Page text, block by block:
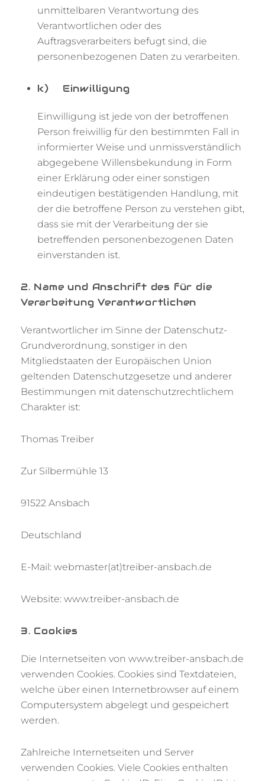
unmittelbaren Verantwortung des
Verantwortlichen oder des
Auftragsverarbeiters befugt sind, die
personenbezogenen Daten zu verarbeiten.
k) Einwilligung
Einwilligung ist jede von der betroffenen
Person freiwillig für den bestimmten Fall in
informierter Weise und unmissverständlich
abgegebene Willensbekundung in Form
einer Erklärung oder einer sonstigen
eindeutigen bestätigenden Handlung, mit
der die betroffene Person zu verstehen gibt,
dass sie mit der Verarbeitung der sie
betreffenden personenbezogenen Daten
einverstanden ist.
2. Name und Anschrift des für die
Verarbeitung Verantwortlichen
Verantwortlicher im Sinne der Datenschutz-
Grundverordnung, sonstiger in den
Mitgliedstaaten der Europäischen Union
geltenden Datenschutzgesetze und anderer
Bestimmungen mit datenschutzrechtlichem
Charakter ist:
Thomas Treiber
Zur Silbermühle 13
91522 Ansbach
Deutschland
E-Mail: webmaster(at)treiber-ansbach.de
Website: www.treiber-ansbach.de
3. Cookies
Die Internetseiten von www.treiber-ansbach.de
verwenden Cookies. Cookies sind Textdateien,
welche über einen Internetbrowser auf einem
Computersystem abgelegt und gespeichert
werden.
Zahlreiche Internetseiten und Server
verwenden Cookies. Viele Cookies enthalten